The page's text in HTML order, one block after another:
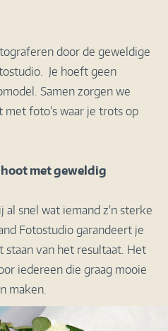
door de geweldige
Je hoeft geen
Samen zorgen we
met foto's waar je trots op
met geweldig
al snel wat iemand z'n sterke
Fotostudio garandeert je
staan van het resultaat. Het
iedereen die graag mooie
maken.